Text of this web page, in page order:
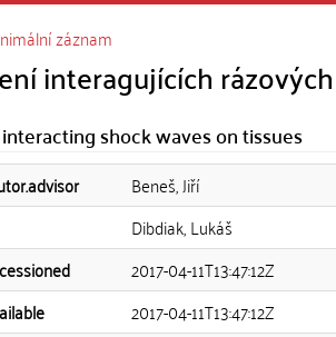
záznam
interagujících
shock waves on tissues
Beneš, Jiří
Dibdiak, Lukáš
2017-04-11T13:47:12Z
2017-04-11T13:47:12Z